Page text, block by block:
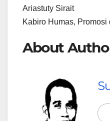
Ariastuty Sirait
Kabiro Humas, Promosi
About